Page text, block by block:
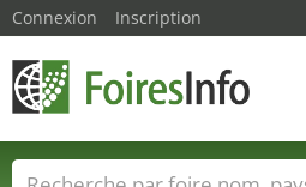
Connexion Inscription